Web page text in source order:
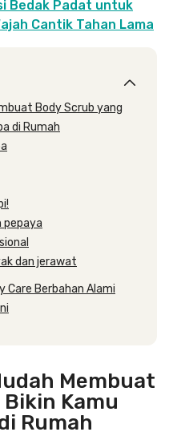
Bedak Padat untuk
Cantik Tahan Lama
Body Scrub yang
di Rumah
pepaya
dan jerawat
Care Berbahan Alami
Membuat
Kamu
Rumah